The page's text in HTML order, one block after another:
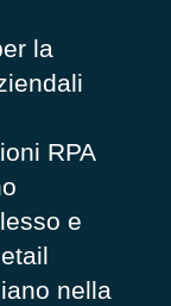
la
RPA
e
nella